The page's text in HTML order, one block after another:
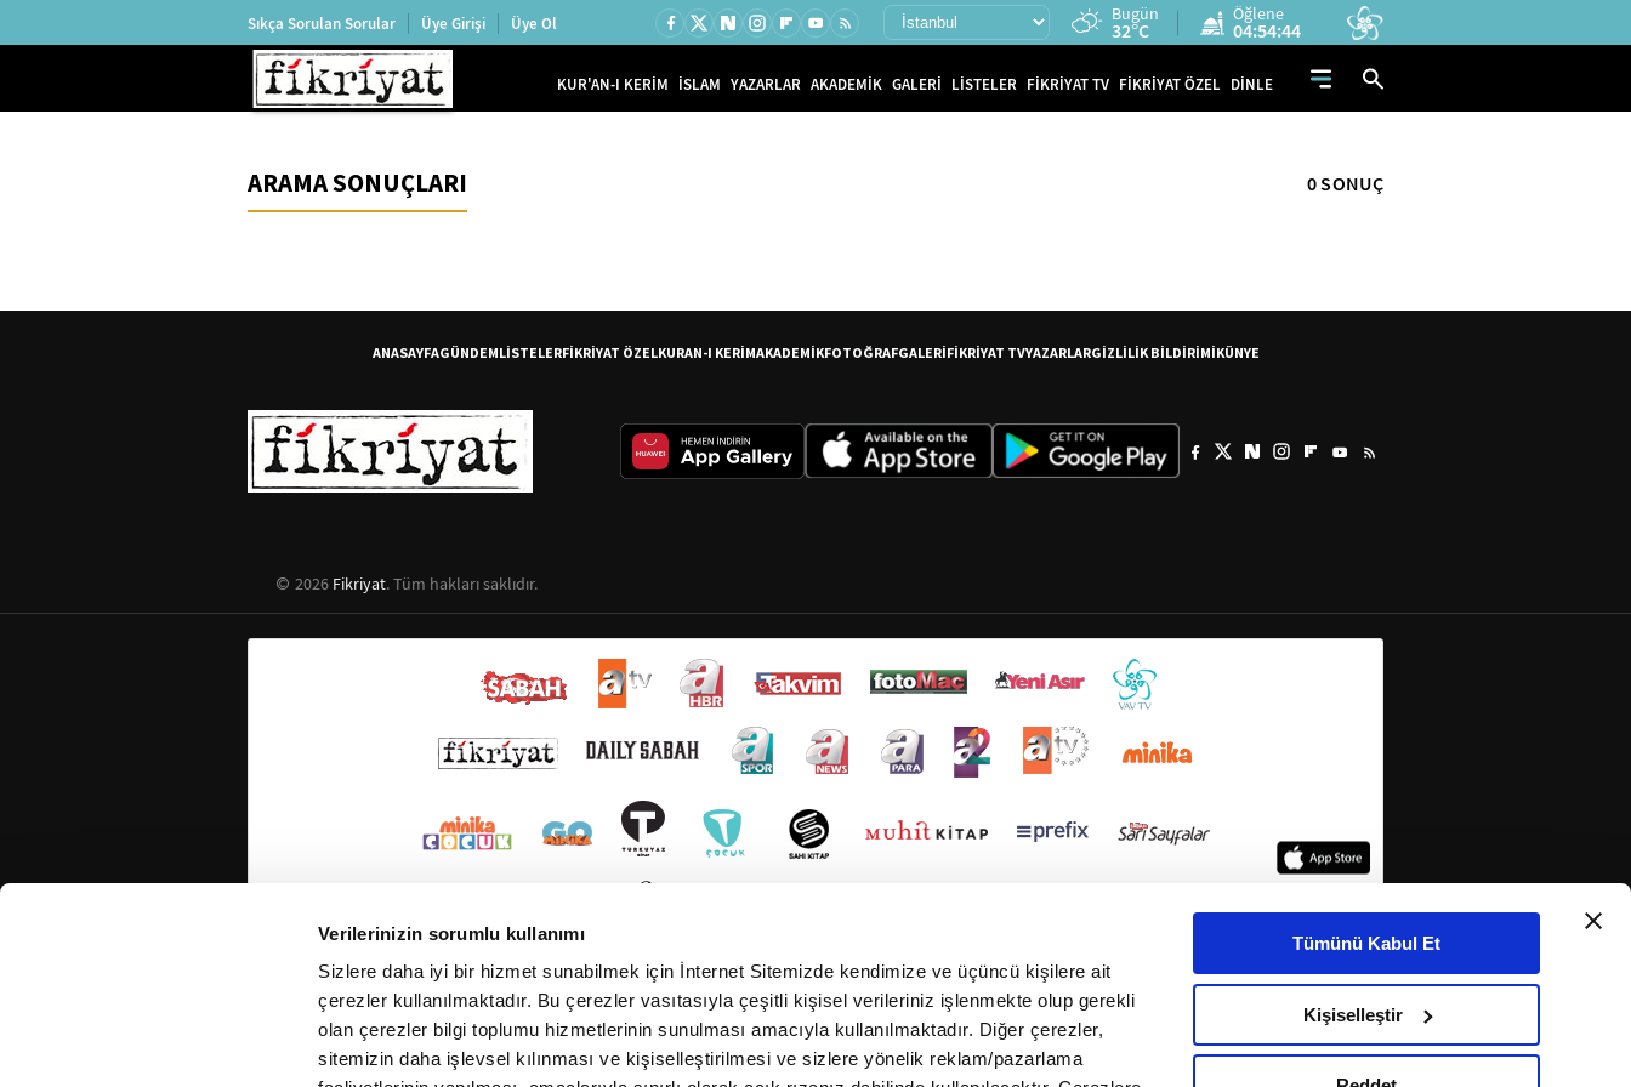
Verilerinizin sorumlu kullanımı
Sizlere daha iyi bir hizmet sunabilmek için İnternet Sitemizde kendimize ve üçüncü kişilere ait
çerezler kullanılmaktadır. Bu çerezler vasıtasıyla çeşitli kişisel verileriniz işlenmekte olup gerekli
olan çerezler bilgi toplumu hizmetlerinin sunulması amacıyla kullanılmaktadır. Diğer çerezler,
sitemizin daha işlevsel kılınması ve kişiselleştirilmesi ve sizlere yönelik reklam/pazarlama
Tümünü Kabul Et
Kişiselleştir
Sıkça Sorulan Sorular Üye Girişi Üye Ol Bugün
32°C
Öğlene
04:54:44
KUR'AN-I KERİM İSLAM YAZARLAR AKADEMİK GALERİ LİSTELER FİKRİYAT TV FİKRİYAT ÖZEL DİNLE
ARAMA SONUÇLARI 0 SONUÇ
ANASAYFAGÜNDEMLİSTELERFİKRİYAT ÖZELKURAN-I KERİMAKADEMİKFOTOĞRAFGALERİFİKRİYAT TVYAZARLARGİZLİLİK BİLDİRİMİKÜNYE
2026 Fikriyat. Tüm hakları saklıdır.